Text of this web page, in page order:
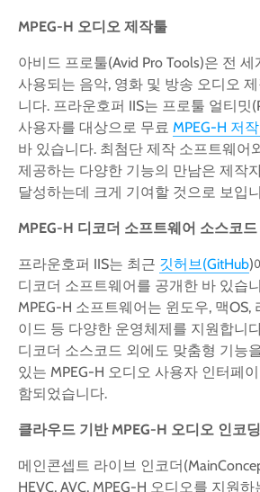
MPEG-H 오디오 제작툴
아비드 프로툴(Avid Pro Tools)은 전
사용되는 음악, 영화 및 방송 오디오
니다. 프라운호퍼 IIS는 프로툴 얼티밋
사용자를 대상으로 무료 MPEG-H 저
바 있습니다. 최첨단 제작 소프트웨어
제공하는 다양한 기능의 만남은 제작
달성하는데 크게 기여할 것으로 보입
MPEG-H 디코더 소프트웨어 소스코드
프라운호퍼 IIS는 최근 깃허브(GitHub)
디코더 소프트웨어를 공개한 바 있습
MPEG-H 소프트웨어는 윈도우, 맥OS,
이드 등 다양한 운영체제를 지원합니
디코더 소스코드 외에도 맞춤형 기능
있는 MPEG-H 오디오 사용자 인터페
함되었습니다.
클라우드 기반 MPEG-H 오디오 인코딩
메인콘셉트 라이브 인코더
HEVC, AVC, MPEG-H 오디오를 지원